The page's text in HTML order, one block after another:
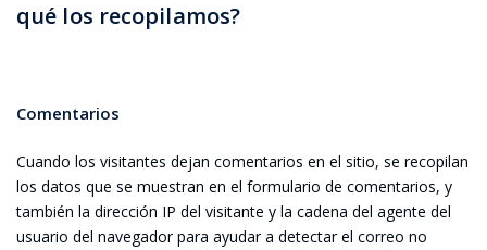
qué los recopilamos?
Comentarios
Cuando los visitantes dejan comentarios en el sitio, se recopilan
los datos que se muestran en el formulario de comentarios, y
también la dirección IP del visitante y la cadena del agente del
usuario del navegador para ayudar a detectar el correo no